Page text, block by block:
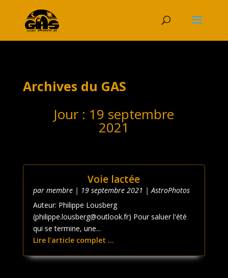
Archives du GAS
Jour : 19 septembre
2021
Voie lactée
par membre| 19 septembre 2021 |AstroPhotos
Auteur: Philippe Lousberg
(philippe.lousberg@outlook.fr) Pour saluer l'été
qui se termine, une...
Lire l'article complet ...